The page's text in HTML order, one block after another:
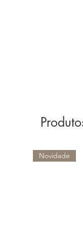
Novidade